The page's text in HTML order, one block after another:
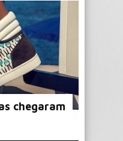
chegaram